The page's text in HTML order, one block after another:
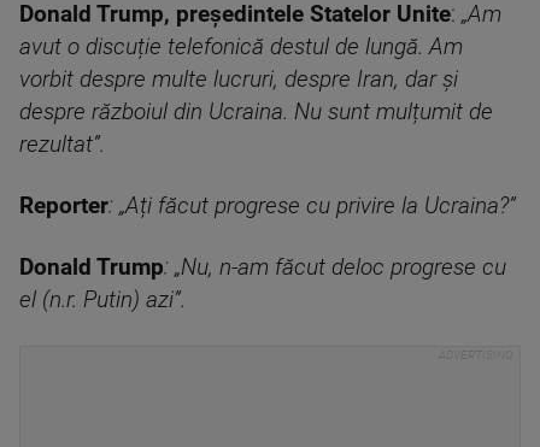
Donald Trump, președintele Statelor Unite: „Am
avut o discuție telefonică destul de lungă. Am
vorbit despre multe lucruri, despre Iran, dar și
despre războiul din Ucraina. Nu sunt mulțumit de
rezultat”.
Reporter: „Ați făcut progrese cu privire la Ucraina?”
Donald Trump: „Nu, n-am făcut deloc progrese cu
el (n.r. Putin) azi”.